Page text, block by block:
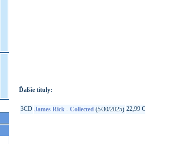
Ďalšie tituly:
3CD James Rick - Collected (5/30/2025) 22,99 €